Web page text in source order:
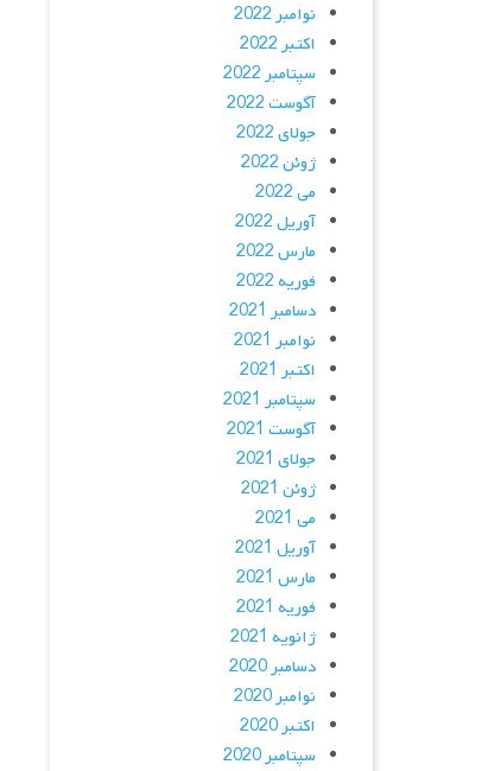
نوامبر 2022
اکتبر 2022
سپتامبر 2022
آگوست 2022
جولای 2022
ژوئن 2022
می 2022
آوریل 2022
مارس 2022
فوریه 2022
دسامبر 2021
نوامبر 2021
اکتبر 2021
سپتامبر 2021
آگوست 2021
جولای 2021
ژوئن 2021
می 2021
آوریل 2021
مارس 2021
فوریه 2021
ژانویه 2021
دسامبر 2020
نوامبر 2020
اکتبر 2020
سپتامبر 2020